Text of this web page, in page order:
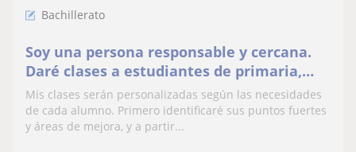
Bachillerato
Soy una persona responsable y cercana.
Daré clases a estudiantes de primaria,
ESO y bachillerato que necesiten apoyo en
distintas
Mis clases serán personalizadas según las necesidades
de cada alumno. Primero identificaré sus puntos fuertes
y áreas de mejora, y a partir...